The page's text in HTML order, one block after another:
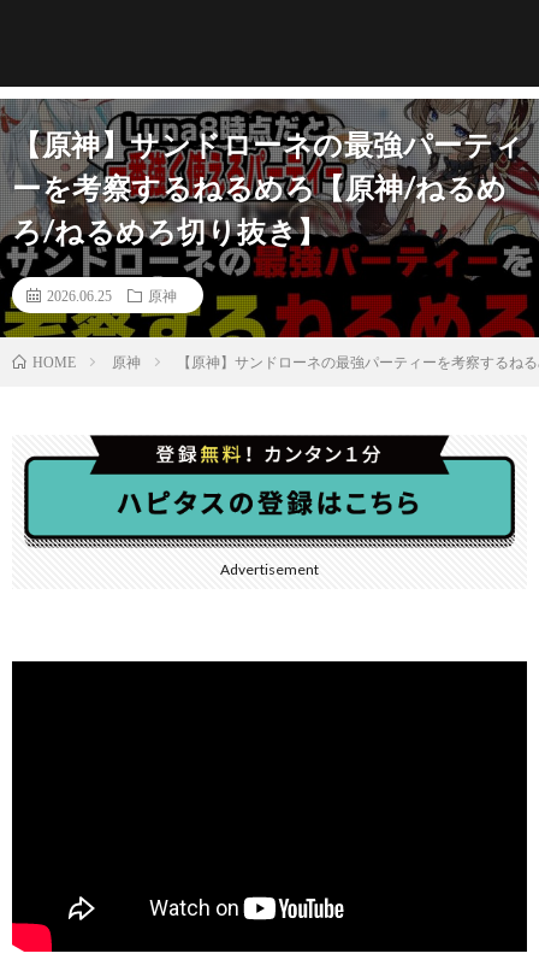
【原神】サンドローネの最強パーティ
ーを考察するねるめろ【原神/ねるめ
ろ/ねるめろ切り抜き】
2026.06.25 原神
HOME 原神 【原神】サンドローネの最強パーティーを考察するね
Advertisement